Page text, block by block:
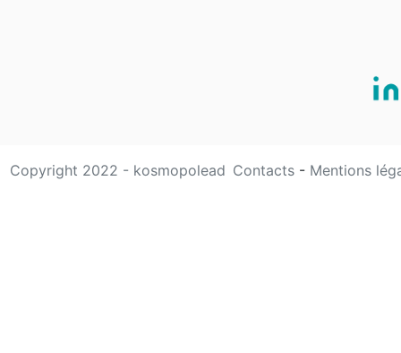
Copyright 2022 - kosmopolead Contacts - Mentions